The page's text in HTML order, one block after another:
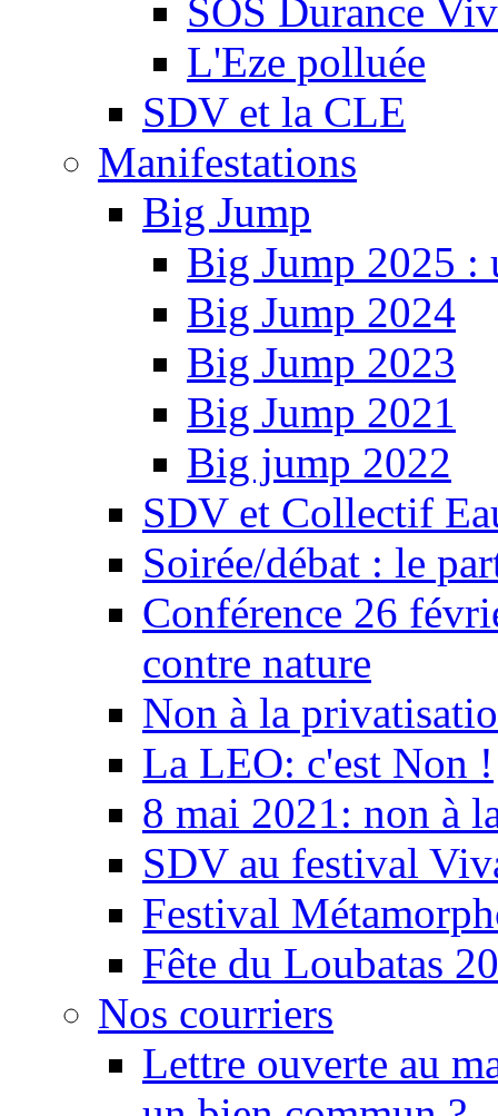
SOS Durance
L'Eze polluée
SDV et la CLE
Manifestations
Big Jump
Big Jump 2025 :
Big Jump 2024
Big Jump 2023
Big Jump 2021
Big jump 2022
SDV et Collectif
Soirée/débat : le
Conférence 26
contre nature
Non à la
La LEO: c'est Non !
8 mai 2021: non à
SDV au festival
Festival
Fête du Loubatas
Nos courriers
Lettre ouverte au